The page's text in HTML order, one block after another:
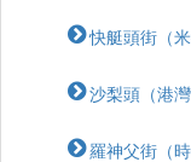
快艇頭街（米
沙梨頭（港灣
羅神父街（